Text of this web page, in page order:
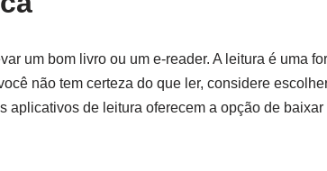
um bom livro ou um e-reader. A leitura é uma
não tem certeza do que ler, considere
aplicativos de leitura oferecem a opção de